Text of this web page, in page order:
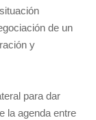
de un
y
para dar
la agenda entre